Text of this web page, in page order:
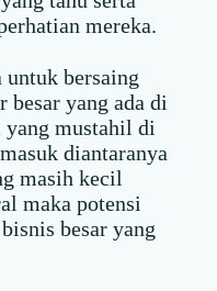
mereka.
bersaing
besar yang ada di
yang mustahil di
diantaranya
masih kecil
maka potensi
besar yang